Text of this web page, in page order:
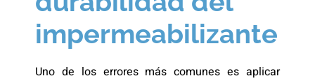
impermeabilizante
Uno de los errores más comunes es aplicar